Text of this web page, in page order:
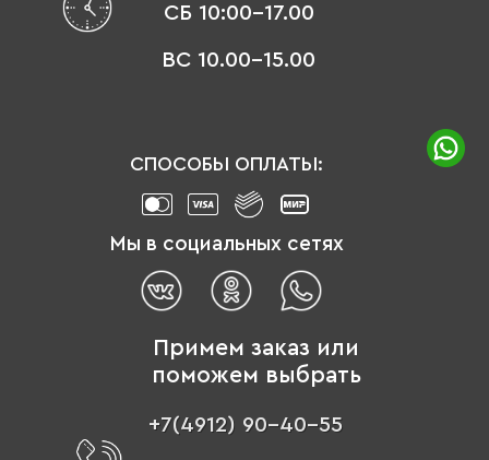
СБ 10:00-17.00
ВС 10.00-15.00
СПОСОБЫ ОПЛАТЫ:
Мы в социальных сетях
Примем заказ или
поможем выбрать
+7(4912) 90-40-55